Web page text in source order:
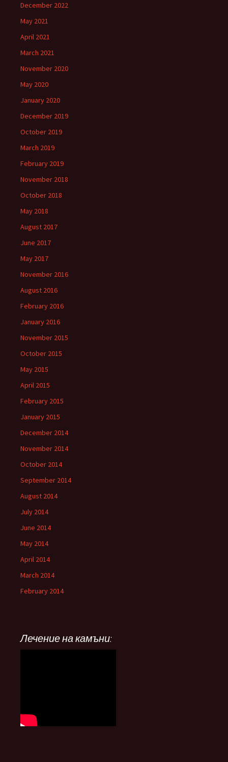
December 2022
May 2021
April 2021
March 2021
November 2020
May 2020
January 2020
December 2019
October 2019
March 2019
February 2019
November 2018
October 2018
May 2018
August 2017
June 2017
May 2017
November 2016
August 2016
February 2016
January 2016
November 2015
October 2015
May 2015
April 2015
February 2015
January 2015
December 2014
November 2014
October 2014
September 2014
August 2014
July 2014
June 2014
May 2014
April 2014
March 2014
February 2014
Лечение на камъни: